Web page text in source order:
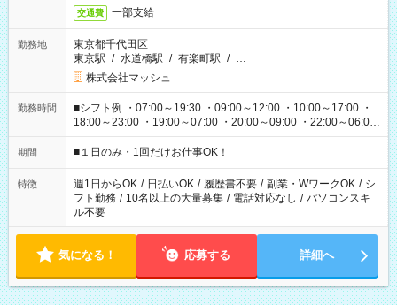
交通費 一部支給
勤務地
東京都千代田区
東京駅 / 水道橋駅 / 有楽町駅 / …
株式会社マッシュ
勤務時間
■シフト例 ・07:00～19:30 ・09:00～12:00 ・10:00～17:00 ・
18:00～23:00 ・19:00～07:00 ・20:00～09:00 ・22:00～06:00
etc ★最短で3時間で5,120円のお仕事から 15時間で2万円近く稼
げるお仕事も！ ご希望のお時間に合わせてご紹介！ ※シフトは
ください！
期間 ■１日のみ・1回だけお仕事OK！
特徴 週1日からOK / 日払いOK / 履歴書不要 / 副業・WワークOK / シ
フト勤務 / 10名以上の大量募集 / 電話対応なし / パソコンスキ
ル不要
気になる！ 応募する 詳細へ